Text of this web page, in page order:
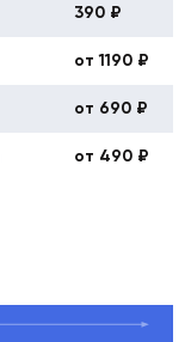
390 ₽
от 1190 ₽
от 690 ₽
от 490 ₽